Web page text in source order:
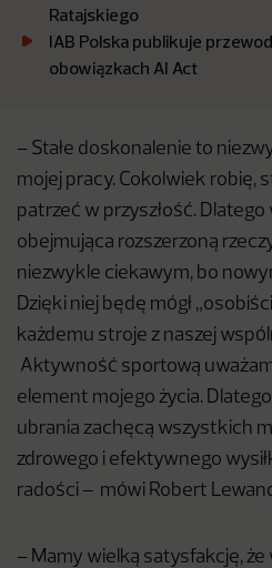
Ratajskiego
IAB Polska publikuje
obowiązkach AI Act
– Stałe doskonalenie to
mojej pracy. Cokolwiek robię,
patrzeć w przyszłość. Dlatego
obejmująca rozszerzoną
niezwykle ciekawym, bo
Dzięki niej będę mógł
każdemu stroje z naszej
Aktywność sportową
element mojego życia.
ubrania zachęcą wszystkich
zdrowego i efektywnego
radości – mówi Robert
– Mamy wielką satysfakcję, że